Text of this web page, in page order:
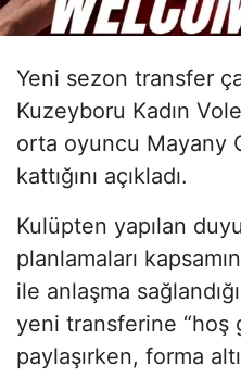
Yeni sezon transfer
Kuzeyboru Kadın
orta oyuncu Mayany
kattığını açıkladı.
Kulüpten yapılan
planlamaları
ile anlaşma
yeni transferine “hoş
paylaşırken, forma